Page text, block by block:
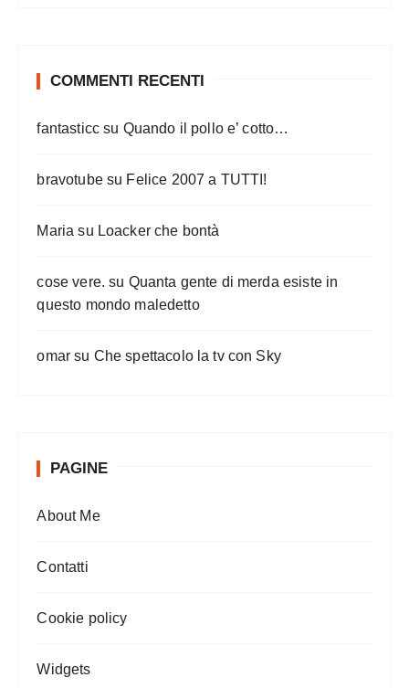
COMMENTI RECENTI
fantasticc su Quando il pollo e’ cotto…
bravotubesu Felice 2007 a TUTTI!
Maria su Loacker che bontà
cose vere. su Quanta gente di merda esiste in
questo mondo maledetto
omar su Che spettacolo la tv con Sky
PAGINE
About Me
Contatti
Cookie policy
Widgets